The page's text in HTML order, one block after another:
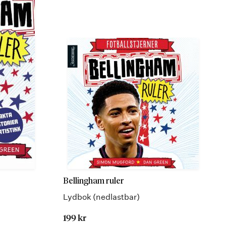
Bellingham ruler
Lydbok (nedlastbar)
199 kr